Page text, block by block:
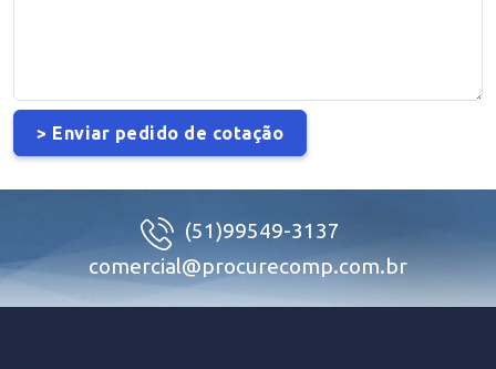
(51)99549-3137
comercial@procurecomp.com.br